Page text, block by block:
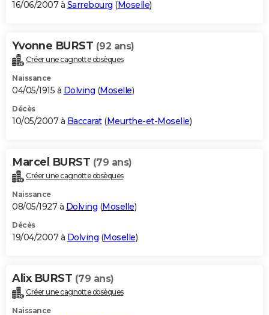
16/06/2007 à Sarrebourg (Moselle)
Yvonne BURST (92 ans)
Créer une cagnotte obsèques
Naissance
04/05/1915 à Dolving (Moselle)
Décès
10/05/2007 à Baccarat(Meurthe-et-Moselle)
Marcel BURST (79 ans)
Créer une cagnotte obsèques
Naissance
08/05/1927 à Dolving (Moselle)
Décès
19/04/2007 à Dolving (Moselle)
Alix BURST (79 ans)
Créer une cagnotte obsèques
Naissance